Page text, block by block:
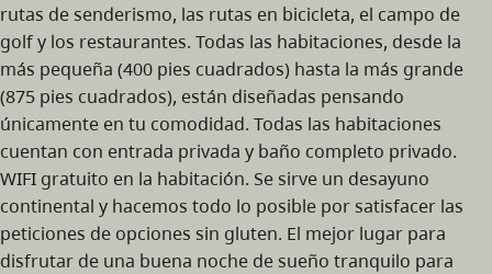
rutas de senderismo, las rutas en bicicleta, el campo de
golf y los restaurantes. Todas las habitaciones, desde la
más pequeña (400 pies cuadrados) hasta la más grande
(875 pies cuadrados), están diseñadas pensando
únicamente en tu comodidad. Todas las habitaciones
cuentan con entrada privada y baño completo privado.
WIFI gratuito en la habitación. Se sirve un desayuno
continental y hacemos todo lo posible por satisfacer las
peticiones de opciones sin gluten. El mejor lugar para
disfrutar de una buena noche de sueño tranquilo para